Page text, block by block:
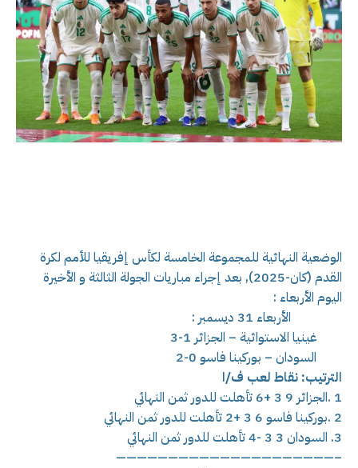
الوضعية النهائية للمجموعة الخامسة لكأس إفريقيا للأمم لكرة
القدم (كان-2025), بعد إجراء مباريات الجولة الثالثة و الأخيرة
اليوم الأربعاء :
الأربعاء 31 ديسمبر :
غينيا الاستوائية – الجزائر 1-3
السودان – بوركينا فاسو 0-2
الترتيب: نقاط لعب ف/ا
1 .الجزائر 9 3 +6 تأهلت للدور ثمن النهائي
2 .بوركينا فاسو 6 3 +2 تأهلت للدور ثمن النهائي
3. السودان 3 3 -4 تأهلت للدور ثمن النهائي
—————————————————————–